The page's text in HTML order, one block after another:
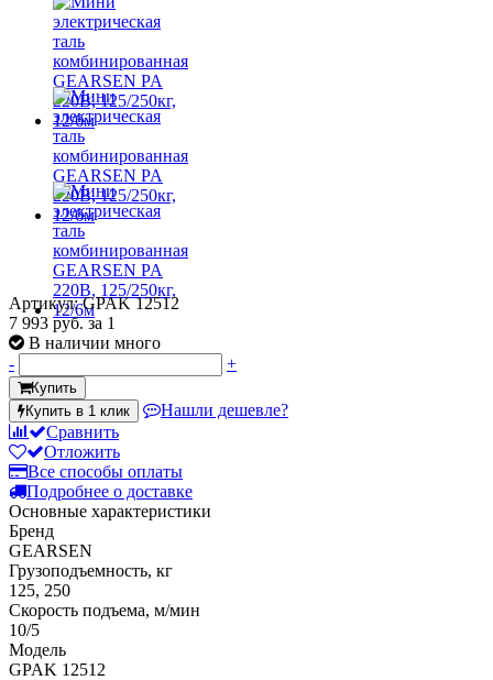
Артикул: GPAK 12512
7 993 руб.за 1
В наличии много
-
+
Купить
Купить в 1 клик
Нашли дешевле?
Сравнить
Отложить
Все способы оплаты
Подробнее о доставке
Основные характеристики
Бренд
GEARSEN
Грузоподъемность, кг
125, 250
Скорость подъема, м/мин
10/5
Модель
GPAK 12512